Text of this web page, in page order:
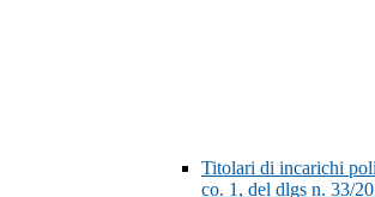
Titolari di incarichi
co. 1, del dlgs n. 33/